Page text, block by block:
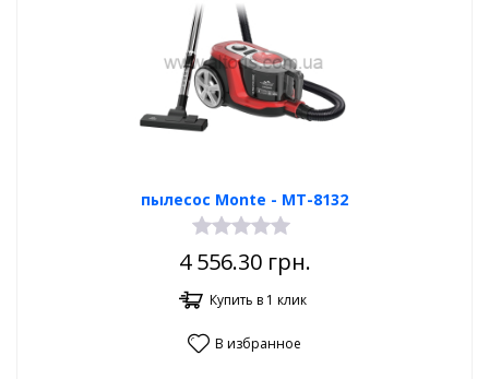
пылесос Monte - MT-8132
4 556.30грн.
Купить в 1 клик
В избранное